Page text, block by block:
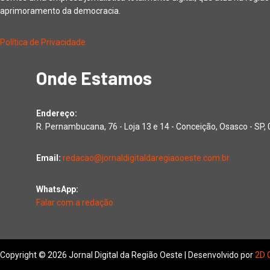
aprimoramento da democracia.
Política de Privacidade
Onde Estamos
Endereço:
R. Pernambucana, 76 - Loja 13 e 14 - Conceição, Osasco - SP,
Email: redacao@jornaldigitaldaregiaooeste.com.br
WhatsApp:
Falar com a redação
Copyright © 2026 Jornal Digital da Região Oeste | Desenvolvido por2D